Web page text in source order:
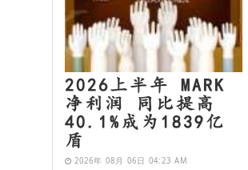
2026上半年 MARK
净利润 同比提高
40.1%成为1839亿
盾
2026年 08月 06日 04:23 AM